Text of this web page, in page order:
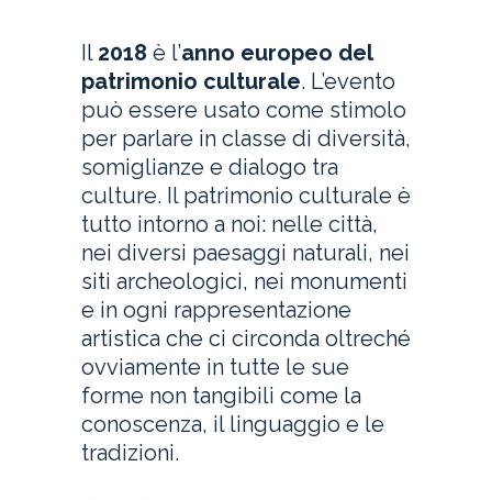
Il 2018 è l’anno europeo del
patrimonio culturale. L’evento
può essere usato come stimolo
per parlare in classe di diversità,
somiglianze e dialogo tra
culture. Il patrimonio culturale è
tutto intorno a noi: nelle città,
nei diversi paesaggi naturali, nei
siti archeologici, nei monumenti
e in ogni rappresentazione
artistica che ci circonda oltreché
ovviamente in tutte le sue
forme non tangibili come la
conoscenza, il linguaggio e le
tradizioni.